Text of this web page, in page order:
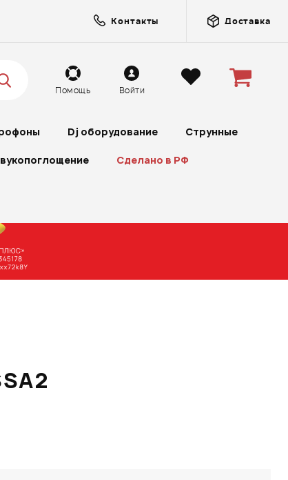
Контакты Доставка
Помощь Войти
Dj оборудование Струнные
Сделано в РФ